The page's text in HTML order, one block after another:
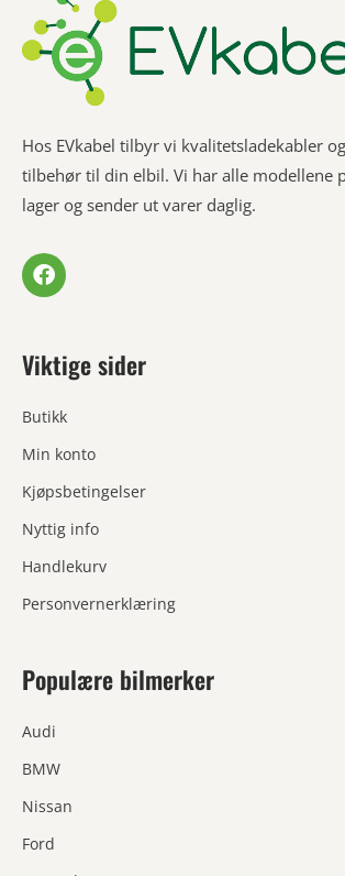
Hos EVkabel tilbyr vi kvalitetsladekabler og
tilbehør til din elbil. Vi har alle modellene
lager og sender ut varer daglig.
Viktige sider
Butikk
Min konto
Kjøpsbetingelser
Nyttig info
Handlekurv
Personvernerklæring
Populære bilmerker
Audi
BMW
Nissan
Ford